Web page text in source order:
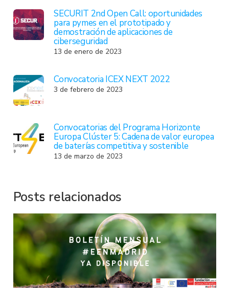
SECURIT 2nd Open Call: oportunidades
para pymes en el prototipado y
demostración de aplicaciones de
ciberseguridad
13 de enero de 2023
Convocatoria ICEX NEXT 2022
3 de febrero de 2023
Convocatorias del Programa Horizonte
Europa Clúster 5: Cadena de valor europea
de baterías competitiva y sostenible
13 de marzo de 2023
Posts relacionados